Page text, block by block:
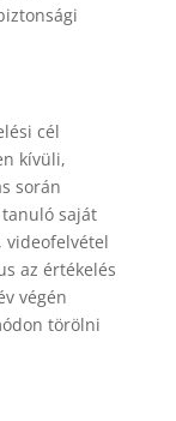
cél
kívüli,
során
saját
videofelvétel
az értékelés
végén
törölni